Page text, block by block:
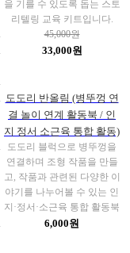
을 기를 수 있도록 돕는 스토
리텔링 교육 키트입니다.
45,000원
33,000원
도도리 반올림 (병뚜껑 연
결 놀이 연계 활동북 / 인
지 정서 소근육 통합 활동)
도도리 블럭으로 병뚜껑을
연결하며 조형 작품을 만들
고, 작품과 관련된 다양한 이
야기를 나누어볼 수 있는 인
지·정서·소근육 통합 활동북
6,000원